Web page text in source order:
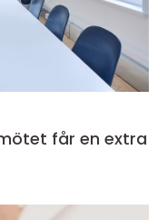
får en extra